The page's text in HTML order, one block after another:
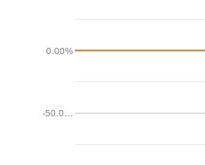
-50.0…
0.00%